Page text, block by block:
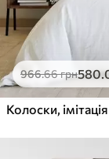
966.66грн580
Колоски,